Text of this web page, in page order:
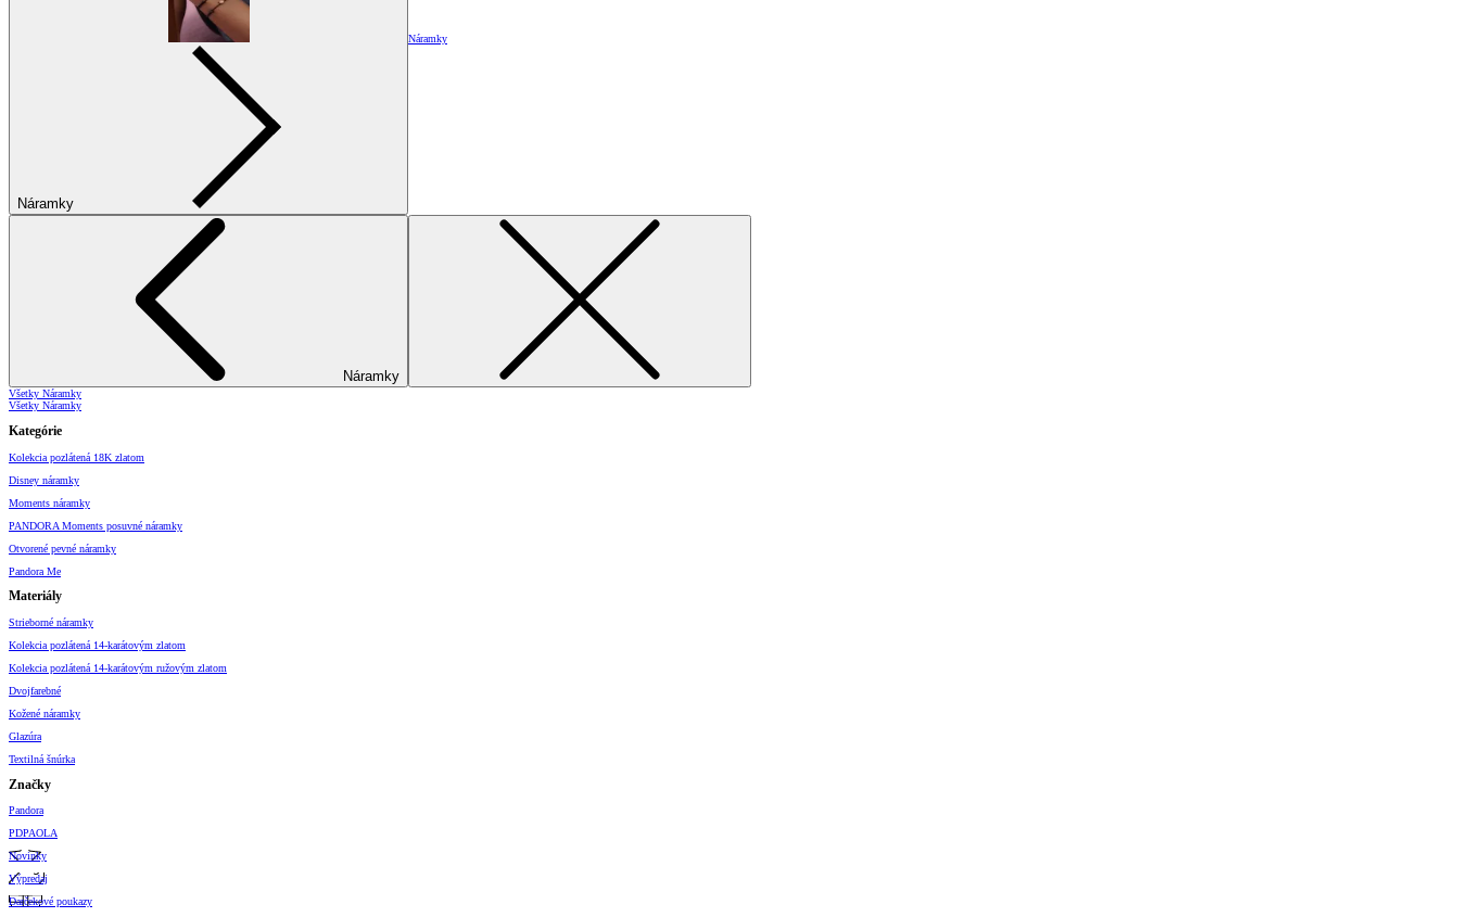
Náramky
Náramky
Náramky
Všetky Náramky
Všetky Náramky
Kategórie
Kolekcia pozlátená 18K zlatom
Disney náramky
Moments náramky
PANDORA Moments posuvné náramky
Otvorené pevné náramky
Pandora Me
Materiály
Strieborné náramky
Kolekcia pozlátená 14-karátovým zlatom
Kolekcia pozlátená 14-karátovým ružovým zlatom
Dvojfarebné
Kožené náramky
Glazúra
Textilná šnúrka
Značky
Pandora
PDPAOLA
Novinky
Výpredaj
Darčekové poukazy